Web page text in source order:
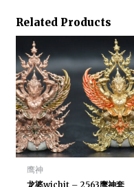
Related Products
鹰神
龙婆wichit – 2563鹰神套